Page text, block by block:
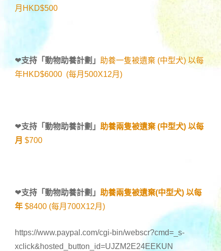
月HKD$500
❤支持「動物助養計劃 」 助養一隻被遺棄 (中型犬) 以每
年HKD$6000 (每月500X12月)
❤支持「動物助養計劃 」 助養兩隻被遺棄 (中型犬) 以每
月 $700
❤支持「動物助養計劃 」 助養兩隻被遺棄(中型犬) 以每
年 $8400 (每月700X12月)
https://www.paypal.com/cgi-bin/webscr?cmd=_s-
xclick&hosted_button_id=UJZM2E24EEKUN